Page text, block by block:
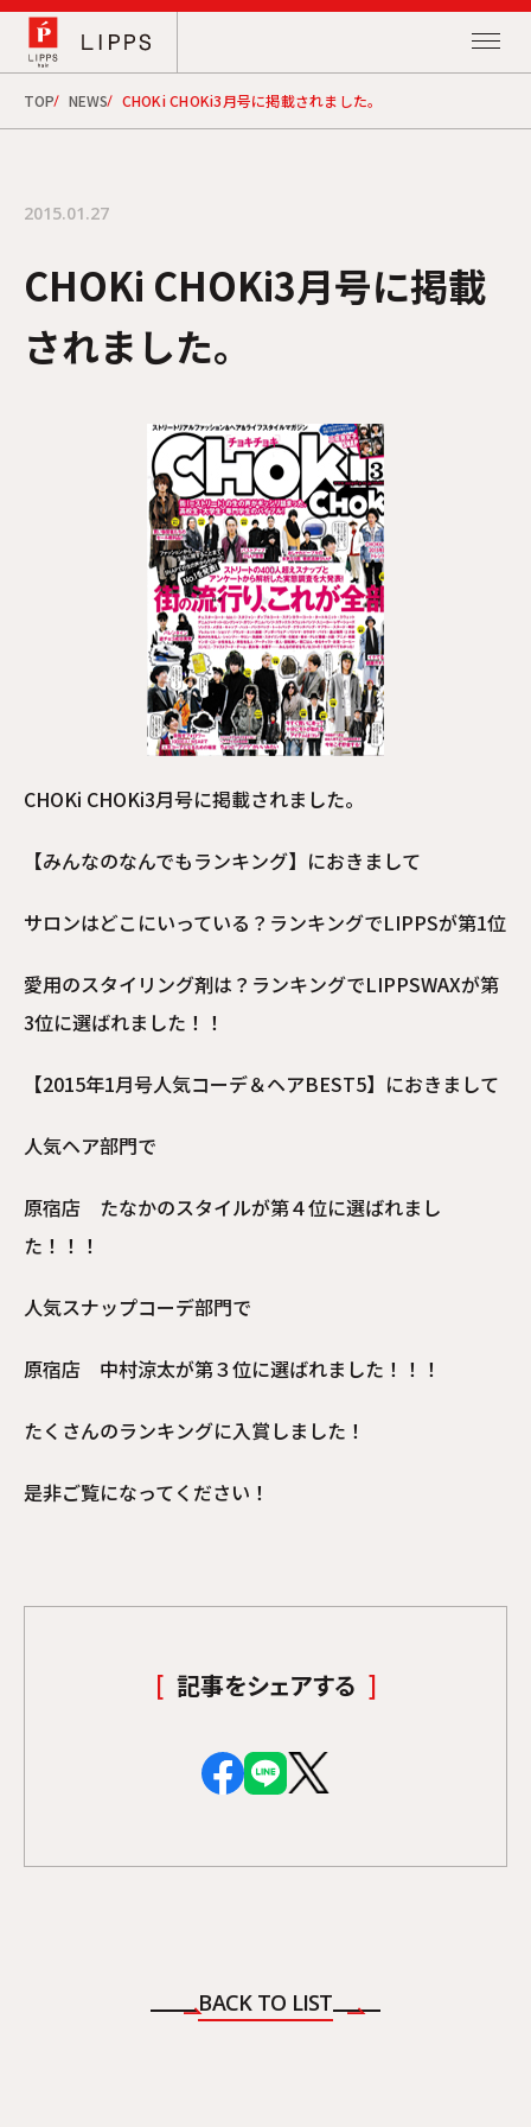
TOP NEWS CHOKi CHOKi3月号に掲載されました。
2015.01.27
CHOKi CHOKi3月号に掲載
されました。
CHOKi CHOKi3月号に掲載されました。
【みんなのなんでもランキング】におきまして
サロンはどこにいっている？ランキングでLIPPSが第1位
愛用のスタイリング剤は？ランキングでLIPPSWAXが第
3位に選ばれました！！
【2015年1月号人気コーデ＆ヘアBEST5】におきまして
人気ヘア部門で
原宿店 たなかのスタイルが第４位に選ばれまし
た！！！
人気スナップコーデ部門で
原宿店 中村涼太が第３位に選ばれました！！！
たくさんのランキングに入賞しました！
是非ご覧になってください！
記事をシェアする
BACK TO LIST